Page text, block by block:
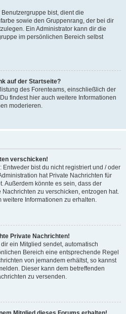
bist, dient die
sowie den Gruppenrang, der bei dir
Ein Administrator kann dir die
im persönlichen Bereich selbst
auf der Startseite?
des Forenteams, einschließlich der
findest hier auch weitere Informationen
moderieren.
verschicken!
bist du nicht registriert und / oder
hat Private Nachrichten für
Außerdem könnte es sein, dass der
zu verschicken, entzogen hat.
weitere Informationen zu erhalten.
Private Nachrichten!
ein Mitglied sendet, automatisch
Bereich eine entsprechende Regel
von jemandem erhältst, so kannst
Dieser kann dem betreffenden
zu versenden.